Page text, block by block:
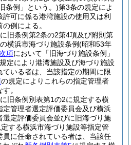
条例」という。)第3条の規定によ
許可に係る港湾施設の使用又は利
例による。
旧条例第2条の2第4項及び附則第
横浜市海づり施設条例(昭和53年
次項において「旧海づり施設条例」
定により港湾施設及び海づり施設
いる者は、当該指定の期間に限
の規定によりこれらの指定管理者
。
旧条例別表第1の2に規定する横
管理者選定評価委員会及び横浜
定評価委員会並びに旧海づり施
する横浜市海づり施設等指定管
に任命されている者は、当該任